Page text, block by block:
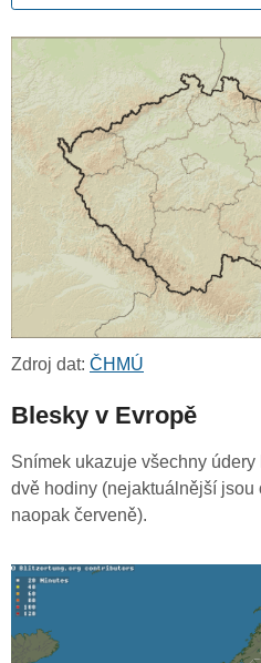
Zdroj dat: ČHMÚ
Blesky v Evropě
Snímek ukazuje všechny
dvě hodiny (nejaktuálnější jsou
naopak červeně).